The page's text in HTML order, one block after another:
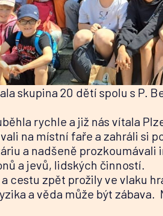
skupina 20 dětí spolu s P.
rychle a již nás vítala
na místní faře a zahráli si
a nadšeně
a jevů, lidských činností.
cestu zpět prožily ve vlaku
a věda může být